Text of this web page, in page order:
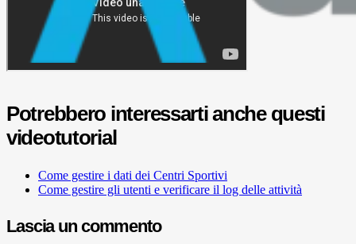
Potrebbero interessarti anche questi
videotutorial
Come gestire i dati dei Centri Sportivi
Come gestire gli utenti e verificare il log delle attività
Lascia un commento